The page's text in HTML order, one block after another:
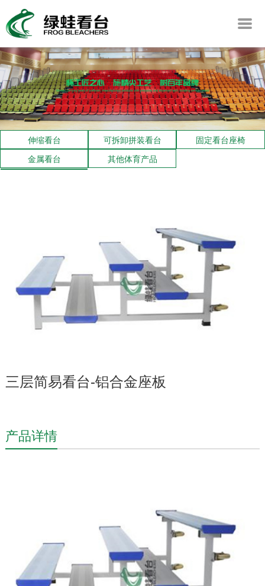
伸缩看台 可拆卸拼装看台
固定看台座椅
金属看台
其他体育产品
三层简易看台-铝合金座板
产品详情